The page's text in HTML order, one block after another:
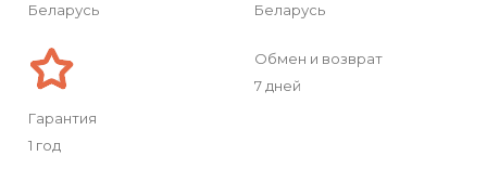
Беларусь
Беларусь
Гарантия
1 год
Обмен и возврат
7 дней